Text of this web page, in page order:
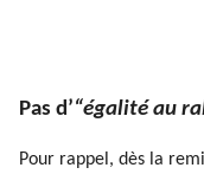
Pas d’“égalité au
Pour rappel, dès la